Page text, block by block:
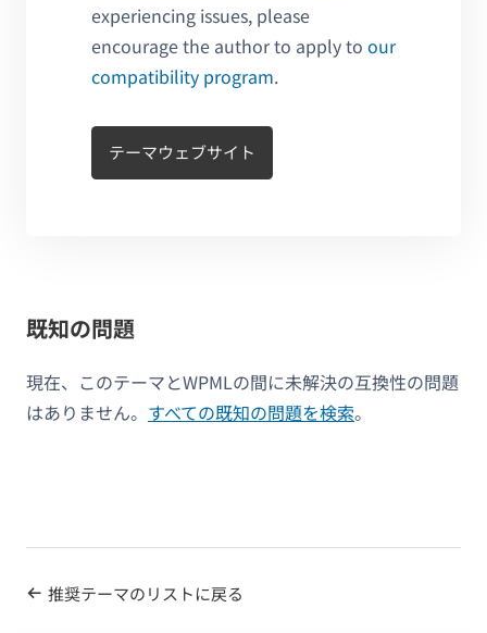
experiencing issues, please
encourage the author to apply to our
compatibility program.
テーマウェブサイト
既知の問題
現在、このテーマとWPMLの間に未解決の互換性の問題
はありません。 すべての既知の問題を検索。
推奨テーマのリストに戻る